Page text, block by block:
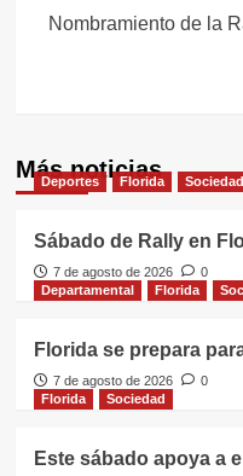
entradas
Nombramiento de la
Más noticias
Deportes Florida Sociedad
Sábado de Rally en
7 de agosto de 2026
0
Departamental
Florida
Florida se prepara
7 de agosto de 2026
0
Florida
Sociedad
Este sábado apoya a